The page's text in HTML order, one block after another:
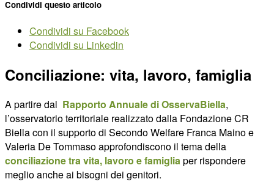
Condividi questo articolo
Condividi su Facebook
Condividi su Linkedin
Conciliazione: vita, lavoro, famiglia
A partire dal Rapporto Annuale di OsservaBiella,
l’osservatorio territoriale realizzato dalla Fondazione CR
Biella con il supporto di Secondo Welfare Franca Maino e
Valeria De Tommaso approfondiscono il tema della
conciliazione tra vita, lavoro e famigliaper rispondere
meglio anche ai bisogni dei genitori.